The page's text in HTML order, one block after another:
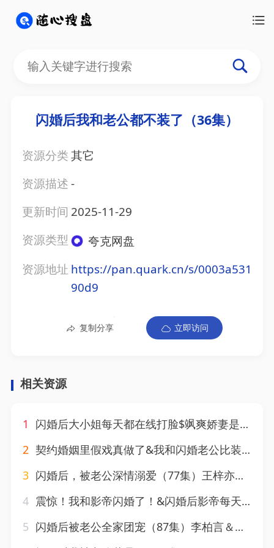
闪婚后我和老公都不装了（36集）
资源分类其它
资源描述-
更新时间 2025-11-29
资源类型
夸克网盘
资源地址 https://pan.quark.cn/s/0003a531
90d9
复制分享 立即访问
相关资源
1
闪婚后大小姐每天都在线打脸$飒爽娇妻是大佬$我和乞丐老公都不装了（83）葛晓曦
2 契约婚姻里假戏真做了&我和闪婚老公比装穷（77集）刘兰博&张珊
3 闪婚后，被老公深情溺爱（77集）王梓亦＆王燕飞
4 震惊！我和影帝闪婚了！&闪婚后影帝每天在演戏（81集）张许焓&张涵
5 闪婚后被老公全家团宠（87集）李柏言＆刘蓝鸽